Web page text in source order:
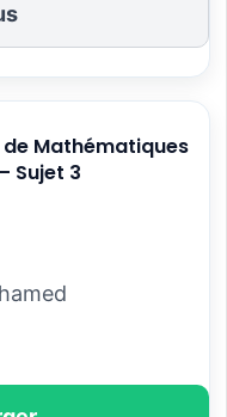
de Mathématiques
Sujet 3